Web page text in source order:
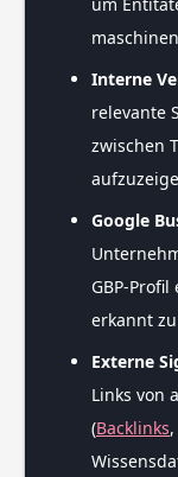
Interne
relevante
zwischen
Google
GBP-
erkannt
Externe
Links von
(Backlinks